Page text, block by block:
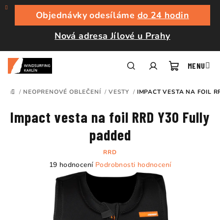
Přejít
obsah
Objednávky odesíláme do 24 hodin
Nová adresa Jílové u Prahy
košík
DOMŮ
/ NEOPRENOVÉ OBLEČENÍ / VESTY / IMPACT VESTA NA FOIL
Impact vesta na foil RRD Y30 Fully
padded
RRD
Průměrné
hodnocení
produktu
4,8
19 hodnocení Podrobnosti hodnocení